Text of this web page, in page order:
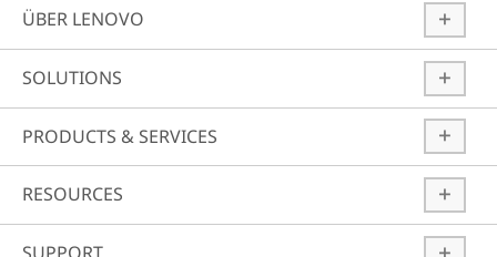
ÜBER LENOVO
SOLUTIONS
PRODUCTS & SERVICES
RESOURCES